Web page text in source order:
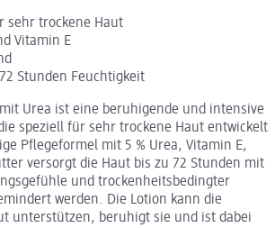
sehr trockene Haut
Vitamin E
Stunden Feuchtigkeit
Urea ist eine beruhigende und intensive
speziell für sehr trockene Haut entwickelt
Pflegeformel mit 5 % Urea, Vitamin E,
versorgt die Haut bis zu 72 Stunden mit
und trockenheitsbedingter
werden. Die Lotion kann die
unterstützen, beruhigt sie und ist dabei